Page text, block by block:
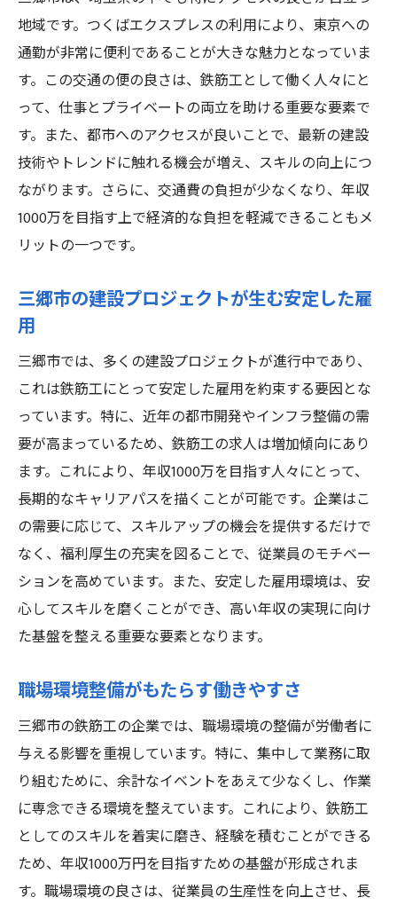
三郷市の建設プロジェクトで高収入を実現する
鉄筋工のキャリアパス
プロジェクトに貢献することで得られる成
長
キャリアアップのための業務経験の活用法
鉄筋工としての専門性を磨く学びの場
プロジェクト管理スキルの習得方法
人脈作りがキャリアに与える影響
成果を認められる評価制度の整備
鉄筋工が三郷市で年収1000万を得るための職場
環境の工夫
最新技術の導入がもたらす利便性
ワークライフバランスを考慮した勤務形態
社員の意欲を引き出すインセンティブ制度
効率的なコミュニケーション手段の導入
長期的なキャリア形成を支援する制度
集中してスキルを磨く三郷市の鉄筋工職場環境
の秘密
集中力を高めるための作業環境
スキル向上につながるトレーニングプログ
ラム
自主的な成長を促す企業文化
新しい技術への適応とその支援体制
メンター制度による成長の加速
年収1000万を目指す三郷市の鉄筋工、環境整備
のポイント
成長をサポートするための教育制度
企業のサポート体制とその効果
地域です。つくばエクスプレスの利用により、東京への
通勤が非常に便利であることが大きな魅力となっていま
す。この交通の便の良さは、鉄筋工として働く人々にと
って、仕事とプライベートの両立を助ける重要な要素で
す。また、都市へのアクセスが良いことで、最新の建設
技術やトレンドに触れる機会が増え、スキルの向上につ
ながります。さらに、交通費の負担が少なくなり、年収
1000万を目指す上で経済的な負担を軽減できることもメ
リットの一つです。
三郷市の建設プロジェクトが生む安定した雇
用
三郷市では、多くの建設プロジェクトが進行中であり、
これは鉄筋工にとって安定した雇用を約束する要因とな
っています。特に、近年の都市開発やインフラ整備の需
要が高まっているため、鉄筋工の求人は増加傾向にあり
ます。これにより、年収1000万を目指す人々にとって、
長期的なキャリアパスを描くことが可能です。企業はこ
の需要に応じて、スキルアップの機会を提供するだけで
なく、福利厚生の充実を図ることで、従業員のモチベー
ションを高めています。また、安定した雇用環境は、安
心してスキルを磨くことができ、高い年収の実現に向け
た基盤を整える重要な要素となります。
職場環境整備がもたらす働きやすさ
三郷市の鉄筋工の企業では、職場環境の整備が労働者に
与える影響を重視しています。特に、集中して業務に取
り組むために、余計なイベントをあえて少なくし、作業
に専念できる環境を整えています。これにより、鉄筋工
としてのスキルを着実に磨き、経験を積むことができる
ため、年収1000万円を目指すための基盤が形成されま
す。職場環境の良さは、従業員の生産性を向上させ、長